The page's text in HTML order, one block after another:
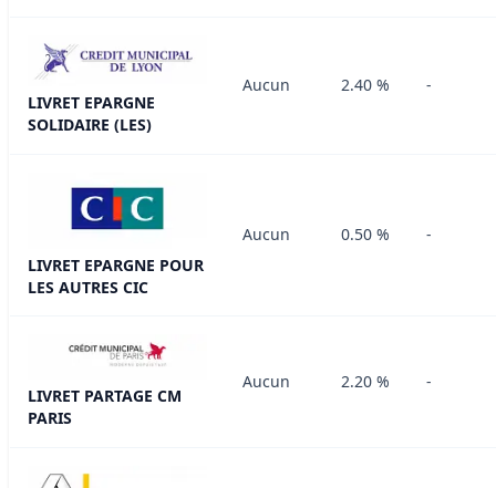
LIVRET EPARGNE
SOLIDAIRE (LES)
Aucun 2.40 % -
LIVRET EPARGNE POUR
LES AUTRES CIC
Aucun 0.50 % -
LIVRET PARTAGE CM
PARIS
Aucun 2.20 % -